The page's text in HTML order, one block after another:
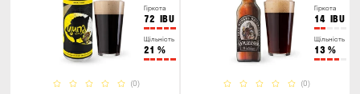
Гіркота
72 IBU
Щільність
21 %
(0)
Гіркота
14 IBU
Щільність
13 %
(0)